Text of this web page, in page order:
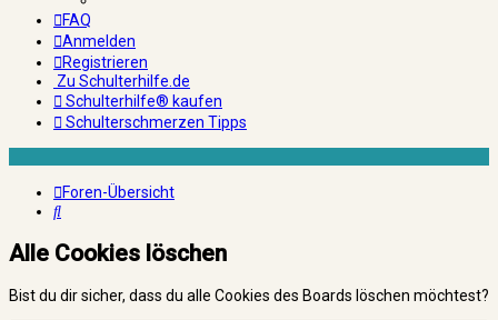
FAQ
Anmelden
Registrieren
Zu Schulterhilfe.de
Schulterhilfe® kaufen
Schulterschmerzen Tipps
Foren-Übersicht
Suche
Alle Cookies löschen
Bist du dir sicher, dass du alle Cookies des Boards löschen möchtest?